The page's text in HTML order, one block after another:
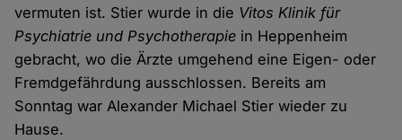
vermuten ist. Stier wurde in die Vitos Klinik für
Psychiatrie und Psychotherapie in Heppenheim
gebracht, wo die Ärzte umgehend eine Eigen- oder
Fremdgefährdung ausschlossen. Bereits am
Sonntag war Alexander Michael Stier wieder zu
Hause.